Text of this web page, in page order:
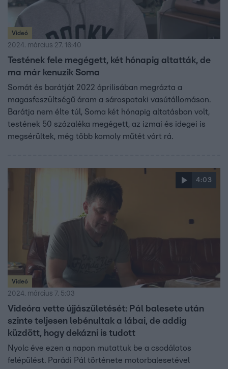
Videó
2024. március 27. 16:40
Testének fele megégett, két hónapig altatták, de
ma már kenuzik Soma
Somát és barátját 2022 áprilisában megrázta a
magasfeszültségű áram a sárospataki vasútállomáson.
Barátja nem élte túl, Soma két hónapig altatásban volt,
testének 50 százaléka megégett, az izmai és idegei is
megsérültek, még több komoly műtét várt rá.
4:03
Videó
2024. március 7. 5:03
Videóra vette újjászületését: Pál balesete után
szinte teljesen lebénultak a lábai, de addig
küzdött, hogy dekázni is tudott
Nyolc éve ezen a napon mutattuk be a csodálatos
felépülést. Parádi Pál története motorbalesetével